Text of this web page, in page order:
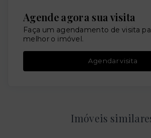
Agende agora sua visita
Faça um agendamento de visita
melhor o imóvel.
Agendar visita
Imóveis